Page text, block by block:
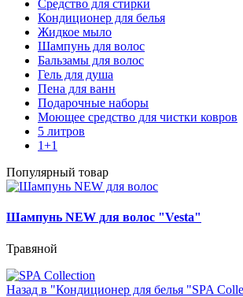
Средство для стирки
Кондиционер для белья
Жидкое мыло
Шампунь для волос
Бальзамы для волос
Гель для душа
Пена для ванн
Подарочные наборы
Моющее средство для чистки ковров
5 литров
1+1
Популярный товар
Шампунь NEW для волос "Vesta"
Травяной
Назад в "Кондиционер для белья "SPA